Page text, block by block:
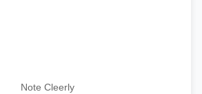
Note Cleerly